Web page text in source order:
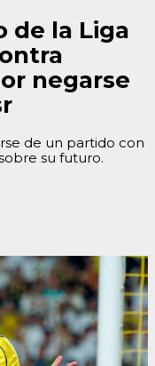
de la Liga
negarse
de un partido con
su futuro.